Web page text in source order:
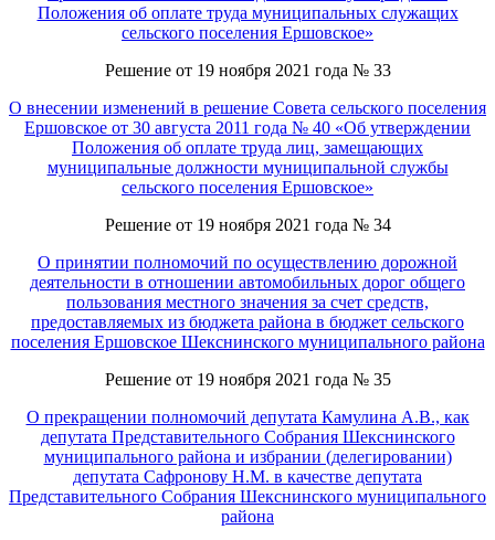
Положения об оплате труда муниципальных служащих
сельского поселения Ершовское»
Решение от 19 ноября 2021 года № 33
О внесении изменений в решение Совета сельского поселения
Ершовское от 30 августа 2011 года № 40 «Об утверждении
Положения об оплате труда лиц, замещающих
муниципальные должности муниципальной службы
сельского поселения Ершовское»
Решение от 19 ноября 2021 года № 34
О принятии полномочий по осуществлению дорожной
деятельности в отношении автомобильных дорог общего
пользования местного значения за счет средств,
предоставляемых из бюджета района в бюджет сельского
поселения Ершовское Шекснинского муниципального района
Решение от 19 ноября 2021 года № 35
О прекращении полномочий депутата Камулина А.В., как
депутата Представительного Собрания Шекснинского
муниципального района и избрании (делегировании)
депутата Сафронову Н.М. в качестве депутата
Представительного Собрания Шекснинского муниципального
района